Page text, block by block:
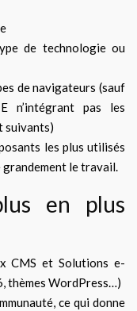
de technologie ou
de navigateurs (sauf
n’intégrant pas les
suivants)
les plus utilisés
grandement le travail.
en plus
CMS et Solutions e-
thèmes WordPress…)
ce qui donne